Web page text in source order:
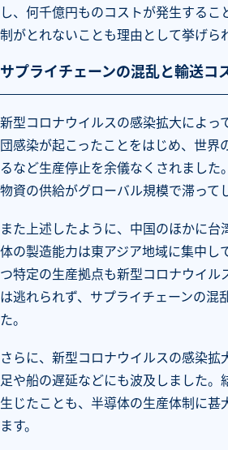
し、何千億円ものコストが発生する
制がとれないことも理由として挙げら
サプライチェーンの混乱と輸送コ
新型コロナウイルスの感染拡大によっ
団感染が起こったことをはじめ、世界
るなど生産停止を余儀なくされました
物資の供給がグローバル規模で滞って
また上述したように、中国のほかに台
体の製造能力は東アジア地域に集中し
つ特定の生産拠点も新型コロナウイル
は逃れられず、サプライチェーンの混
た。
さらに、新型コロナウイルスの感染拡
足や船の遅延などにも波及しました。
生じたことも、半導体の生産体制に甚
ます。